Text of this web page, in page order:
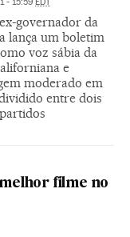
governador da
lança um boletim
voz sábia da
e
moderado em
entre dois
filme no